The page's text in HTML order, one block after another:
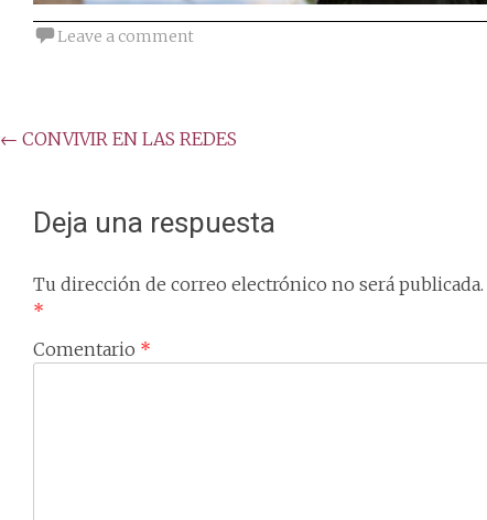
Leave a comment
Post
← CONVIVIR EN LAS REDES
Deja una respuesta
Tu dirección de correo electrónico no será publicada.
*
Comentario *